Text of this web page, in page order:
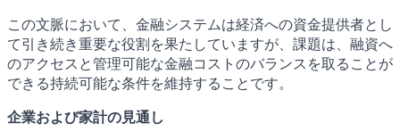
この文脈において、金融システムは経済への資金提供者とし
て引き続き重要な役割を果たしていますが、課題は、融資へ
のアクセスと管理可能な金融コストのバランスを取ることが
できる持続可能な条件を維持することです。
企業および家計の見通し